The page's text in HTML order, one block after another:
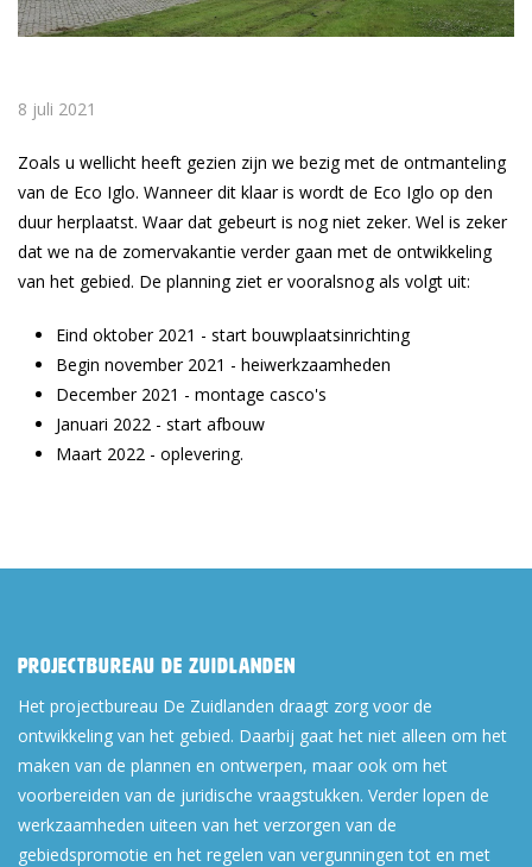
8 juli 2021
Zoals u wellicht heeft gezien zijn we bezig met de ontmanteling
van de Eco Iglo. Wanneer dit klaar is wordt de Eco Iglo op den
duur herplaatst. Waar dat gebeurt is nog niet zeker. Wel is zeker
dat we na de zomervakantie verder gaan met de ontwikkeling
van het gebied. De planning ziet er vooralsnog als volgt uit:
Eind oktober 2021 - start bouwplaatsinrichting
Begin november 2021 - heiwerkzaamheden
December 2021 - montage casco's
Januari 2022 - start afbouw
Maart 2022 - oplevering.
Projectbureau De Zuidlanden
Het projectbureau De Zuidlanden draagt zorg voor de
ontwikkeling van het gebied. Daarbij gaat het niet alleen om het
maken van de plannen en ontwerpen, maar ook om het
voorbereiden van de juridische vraagstukken. Verder lopen de
werkzaamheden uiteen van het verzorgen van de
gebiedspromotie en het regelen van vergunningen tot en met